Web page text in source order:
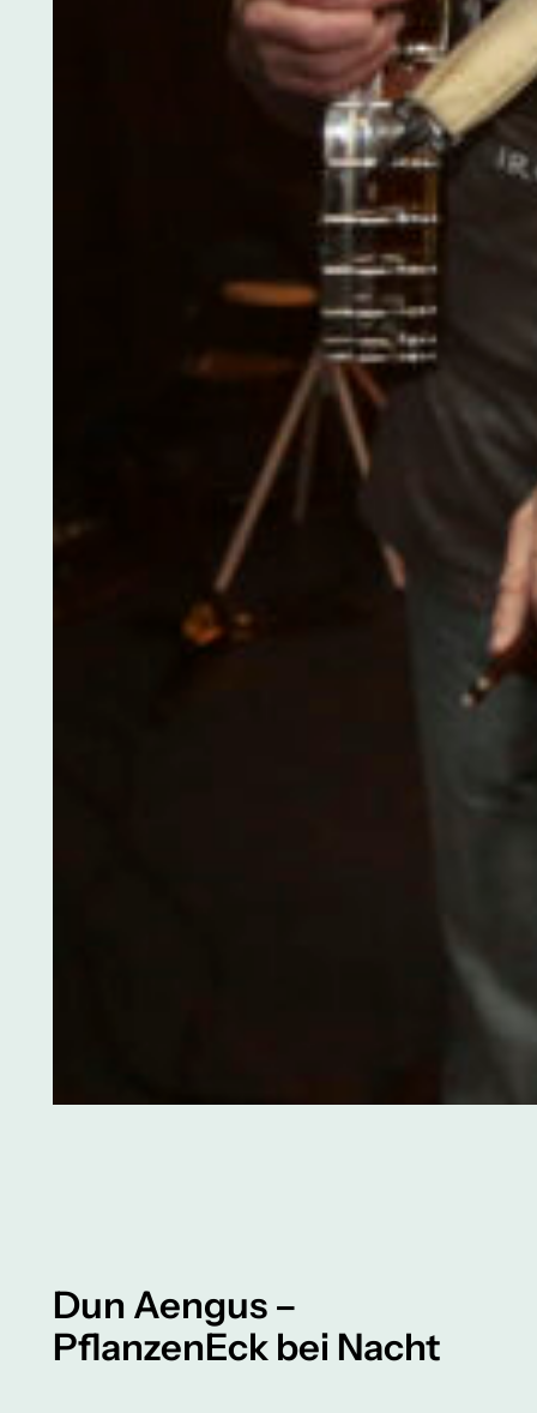
Dun Aengus –
PflanzenEck bei Nacht